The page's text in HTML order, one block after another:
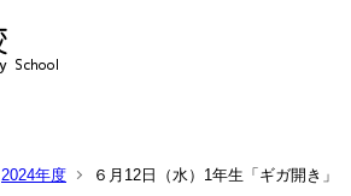
2024年度 ６月12日（水）1年生「ギガ開き」